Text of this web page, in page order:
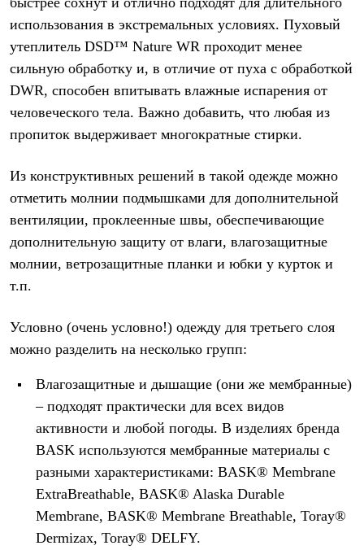
использования в экстремальных условиях. Пуховый
утеплитель DSD™ Nature WR проходит менее
сильную обработку и, в отличие от пуха с обработкой
DWR, способен впитывать влажные испарения от
человеческого тела. Важно добавить, что любая из
пропиток выдерживает многократные стирки.
Из конструктивных решений в такой одежде можно
отметить молнии подмышками для дополнительной
вентиляции, проклеенные швы, обеспечивающие
дополнительную защиту от влаги, влагозащитные
молнии, ветрозащитные планки и юбки у курток и
т.п.
Условно (очень условно!) одежду для третьего слоя
можно разделить на несколько групп:
Влагозащитные и дышащие (они же мембранные)
– подходят практически для всех видов
активности и любой погоды. В изделиях бренда
BASK используются мембранные материалы с
разными характеристиками: BASK® Membrane
ExtraBreathable, BASK® Alaska Durable
Membrane, BASK® Membrane Breathable, Toray®
Dermizax, Toray® DELFY.